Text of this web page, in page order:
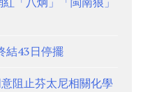
結43日停擺
阻止芬太尼相關化學